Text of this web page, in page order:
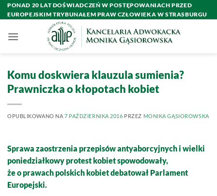
Przewiń
do
PONAD 20 LAT DOŚWIADCZEŃ W POSTĘPOWANIACH PRZED
EUROPEJSKIM TRYBUNAŁEM PRAW CZŁOWIEKA W STRASBURGU
Komu doskwiera klauzula sumienia?
Prawniczka o kłopotach kobiet
OPUBLIKOWANO NA 7 PAŹDZIERNIKA 2016 PRZEZ MONIKA GĄSIOROWSKA
Sprawa zaostrzenia przepisów antyaborcyjnych i wielki
poniedziałkowy protest kobiet spowodowały,
że o prawach polskich kobiet debatował Parlament
Europejski.